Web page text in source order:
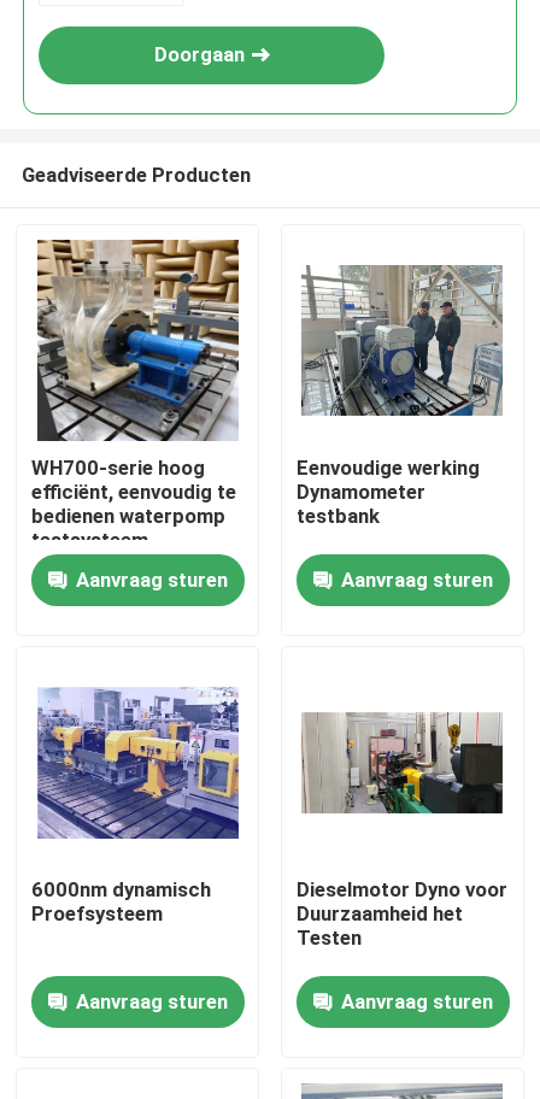
Thuis
Producten
Over Ons
Kwaliteitscontrole
Neem contact met ons op
Torsiedynamometer
Hoge snelheidsdynamometer
Doorgaan
Geadviseerde Producten
WH700-serie hoog
efficiënt, eenvoudig te
bedienen waterpomp
testsysteem
Aanvraag sturen
Eenvoudige werking
Dynamometer
testbank
Aanvraag sturen
6000nm dynamisch
Proefsysteem
Aanvraag sturen
Dieselmotor Dyno voor
Duurzaamheid het
Testen
Aanvraag sturen